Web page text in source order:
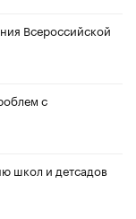
Всероссийской
с
школ и детсадов